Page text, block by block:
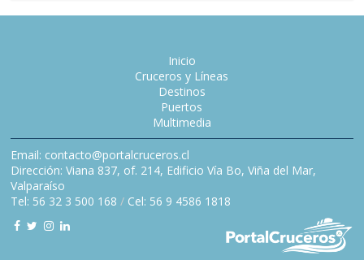
Inicio
Cruceros y Líneas
Destinos
Puertos
Multimedia
Email: contacto@portalcruceros.cl
Dirección: Viana 837, of. 214, Edificio Vía Bo, Viña del Mar,
Valparaíso
Tel: 56 32 3 500 168 / Cel: 56 9 4586 1818